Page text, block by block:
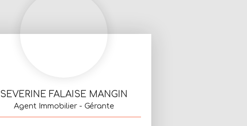
SEVERINE FALAISE MANGIN
Agent Immobilier - Gérante